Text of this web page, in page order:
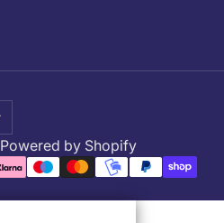
Powered by Shopify